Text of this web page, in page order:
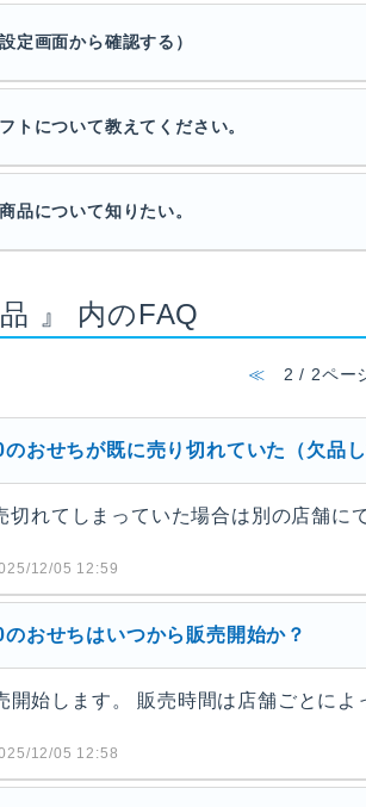
定画面から確認する）
トについて教えてください。
品について知りたい。
』 内のFAQ
≪ 2 / 2ペー
おせちが既に売り切れていた（欠品し
切れてしまっていた場合は別の店舗に
12/05 12:59
おせちはいつから販売開始か？
開始します。 販売時間は店舗ごとによ
12/05 12:58